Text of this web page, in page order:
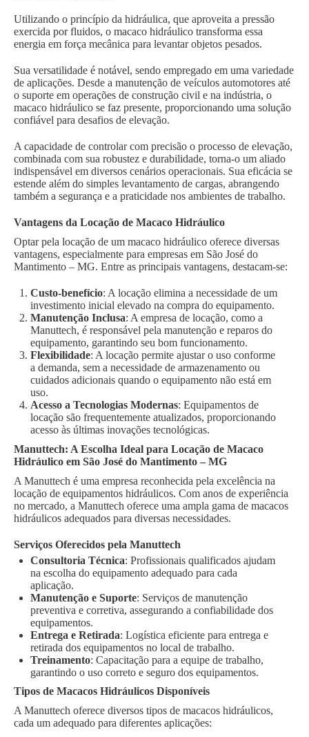
Utilizando o princípio da hidráulica, que aproveita a pressão
exercida por fluidos, o macaco hidráulico transforma essa
energia em força mecânica para levantar objetos pesados.
Sua versatilidade é notável, sendo empregado em uma variedade
de aplicações. Desde a manutenção de veículos automotores até
o suporte em operações de construção civil e na indústria, o
macaco hidráulico se faz presente, proporcionando uma solução
confiável para desafios de elevação.
A capacidade de controlar com precisão o processo de elevação,
combinada com sua robustez e durabilidade, torna-o um aliado
indispensável em diversos cenários operacionais. Sua eficácia se
estende além do simples levantamento de cargas, abrangendo
também a segurança e a praticidade nos ambientes de trabalho.
Vantagens da Locação de Macaco Hidráulico
Optar pela locação de um macaco hidráulico oferece diversas
vantagens, especialmente para empresas em São José do
Mantimento – MG. Entre as principais vantagens, destacam-se:
Custo-benefício: A locação elimina a necessidade de um
investimento inicial elevado na compra do equipamento.
Manutenção Inclusa: A empresa de locação, como a
Manuttech, é responsável pela manutenção e reparos do
equipamento, garantindo seu bom funcionamento.
Flexibilidade: A locação permite ajustar o uso conforme
a demanda, sem a necessidade de armazenamento ou
cuidados adicionais quando o equipamento não está em
uso.
Acesso a Tecnologias Modernas: Equipamentos de
locação são frequentemente atualizados, proporcionando
acesso às últimas inovações tecnológicas.
Manuttech: A Escolha Ideal para Locação de Macaco
Hidráulico em São José do Mantimento – MG
A Manuttech é uma empresa reconhecida pela excelência na
locação de equipamentos hidráulicos. Com anos de experiência
no mercado, a Manuttech oferece uma ampla gama de macacos
hidráulicos adequados para diversas necessidades.
Serviços Oferecidos pela Manuttech
Consultoria Técnica: Profissionais qualificados ajudam
na escolha do equipamento adequado para cada
aplicação.
Manutenção e Suporte: Serviços de manutenção
preventiva e corretiva, assegurando a confiabilidade dos
equipamentos.
Entrega e Retirada: Logística eficiente para entrega e
retirada dos equipamentos no local de trabalho.
Treinamento: Capacitação para a equipe de trabalho,
garantindo o uso correto e seguro dos equipamentos.
Tipos de Macacos Hidráulicos Disponíveis
A Manuttech oferece diversos tipos de macacos hidráulicos,
cada um adequado para diferentes aplicações: